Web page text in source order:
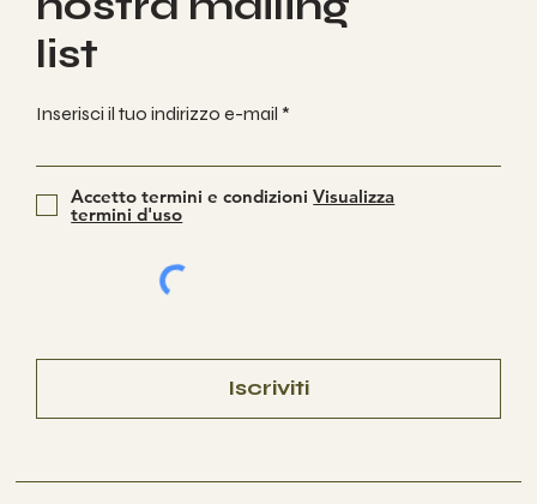
list
Inserisci il tuo indirizzo e-mail
Iscriviti
Accetto termini e condizioni Visualizza
termini d'uso